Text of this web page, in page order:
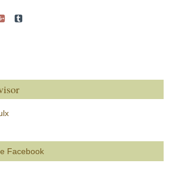
Facebook